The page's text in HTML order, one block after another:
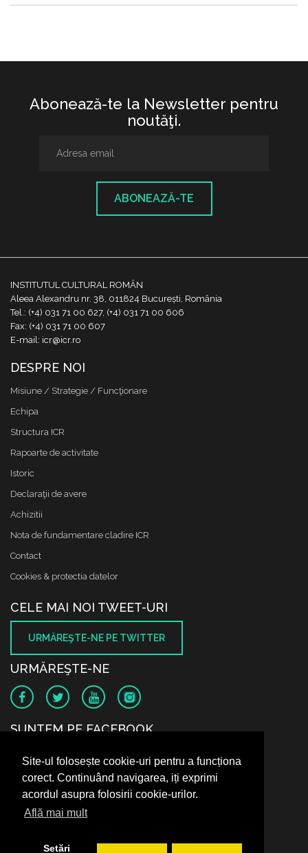
Site-ul folosește cookie-uri pentru a funcționa
corect. Continuând navigarea, iți exprimi
acordul asupra folosirii cookie-urilor.
Află mai mult
Setări
Abonează-te la Newsletter pentru
noutăţi.
ABONEAZĂ-TE
INSTITUTUL CULTURAL ROMÂN
Aleea Alexandru nr. 38, 011824 București, România
Tel.: (+4) 031 71 00 627, (+4) 031 71 00 606
Fax: (+4) 031 71 00 607
E-mail: icr@icr.ro
DESPRE NOI
Misiune / Strategie / Funcţionare
Echipa
Structura ICR
Rapoarte de activitate
Istoric
Declaraţii de avere
Achizitii
Nota de fundamentare cladire ICR
Contact
Cookies & protectia datelor
CELE MAI NOI TWEET-URI
URMĂREŞTE-NE PE TWITTER
URMĂREŞTE-NE
SUNTEM PE FACEBOOK